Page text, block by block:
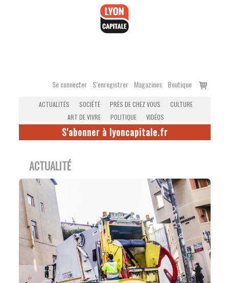
Se connecter S’enregistrer Magazines Boutique
Voir
ACTUALITÉS SOCIÉTÉ PRÈS DE CHEZ VOUS
CULTURE
ART DE VIVRE
POLITIQUE VIDÉOS
S'abonner à lyoncapitale.fr
ACTUALITÉ